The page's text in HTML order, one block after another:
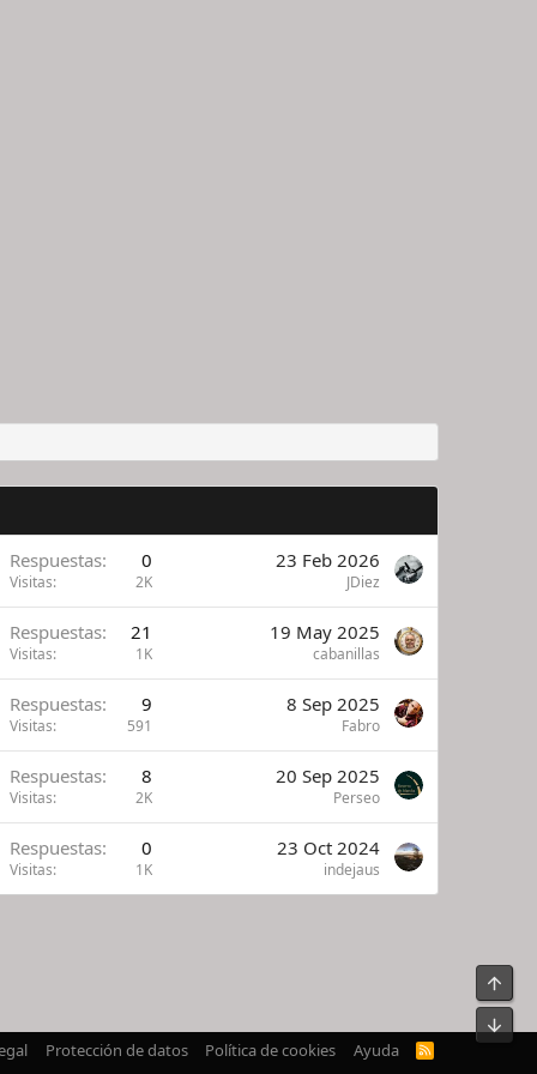
Respuestas 0
Visitas 2K
23 Feb 2026
JDiez
Respuestas 21
Visitas 1K
19 May 2025
cabanillas
Respuestas 9
Visitas 591
8 Sep 2025
Fabro
Respuestas 8
Visitas 2K
20 Sep 2025
Perseo
Respuestas 0
Visitas 1K
23 Oct 2024
indejaus
Protección de datos Política de cookies Ayuda
R